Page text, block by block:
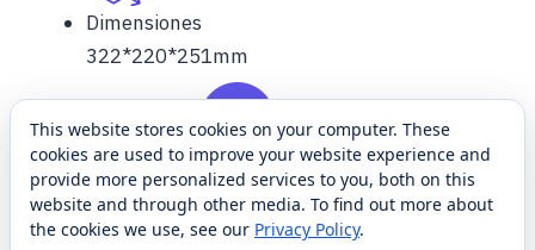
Dimensiones
322*220*251mm
This website stores cookies on your computer. These
cookies are used to improve your website experience and
provide more personalized services to you, both on this
website and through other media. To find out more about
the cookies we use, see our Privacy Policy.